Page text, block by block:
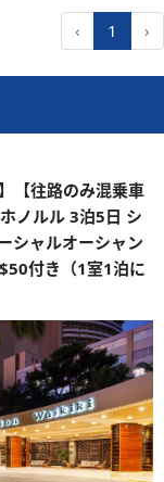
‹ 1 ›
【往路のみ混乗車
ノルル 3泊5日 シ
シャルオーシャン
付き（1室1泊に